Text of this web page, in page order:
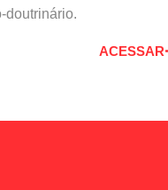
doutrinário.
ACESSAR